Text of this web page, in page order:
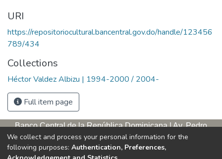
URI
https://repositoriocultural.bancentral.gov.do/handle/123456
789/434
Collections
Héctor Valdez Albizu | 1994-2000 / 2004-
Full item page
Banco Central de la República Dominicana | Av. Pedro
Henríquez Ureña, esq. Av. Leopoldo Navarro. Antigua sede,
tercer piso
We collect and process your personal information for the
following purposes: Authentication, Preferences,